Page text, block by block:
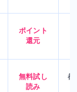
ポイント
還元
無料試し
読み
都